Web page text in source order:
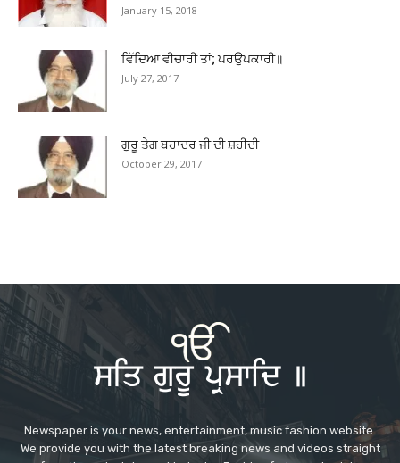
January 15, 2018
ਵਿੱਦਿਆ ਵੀਚਾਰੀ ਤਾਂ; ਪਰਉਪਕਾਰੀ॥
July 27, 2017
ਗੁਰੂ ਤੇਗ ਬਹਾਦਰ ਜੀ ਦੀ ਸ਼ਹੀਦੀ
October 29, 2017
Newspaper is your news, entertainment, music fashion website.
We provide you with the latest breaking news and videos straight